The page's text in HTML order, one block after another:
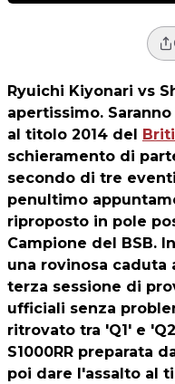
Ryuichi Kiyonari vs
apertissimo.
al titolo 2014 del
schieramento di
secondo di tre
penultimo
riproposto in pole
Campione del BSB.
una rovinosa caduta
terza sessione di
ufficiali senza
ritrovato tra 'Q1' e
S1000RR preparata
poi dare l'assalto al